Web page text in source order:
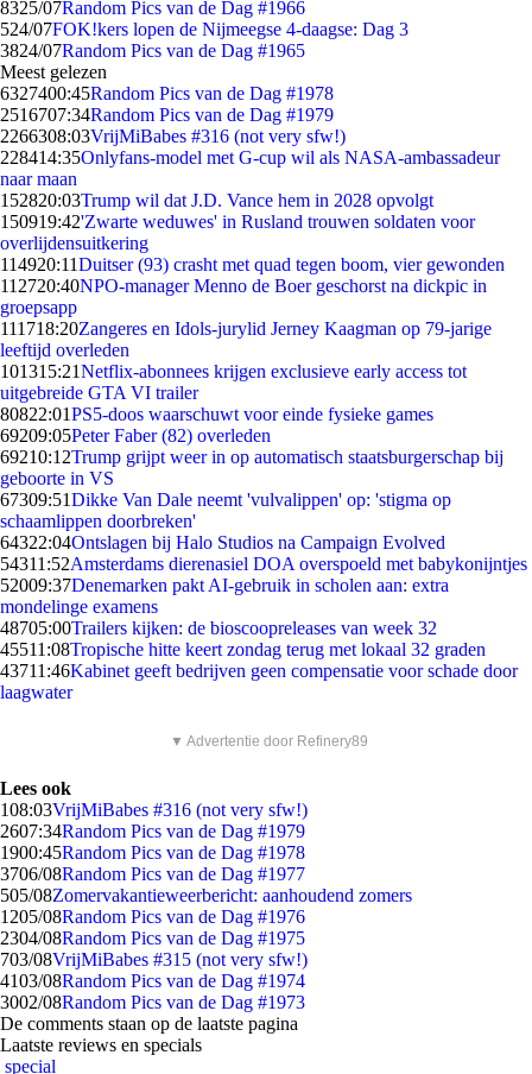
8325/07Random Pics van de Dag #1966
524/07FOK!kers lopen de Nijmeegse 4-daagse: Dag 3
3824/07Random Pics van de Dag #1965
Meest gelezen
6327400:45Random Pics van de Dag #1978
2516707:34Random Pics van de Dag #1979
2266308:03VrijMiBabes #316 (not very sfw!)
228414:35Onlyfans-model met G-cup wil als NASA-ambassadeur
naar maan
152820:03Trump wil dat J.D. Vance hem in 2028 opvolgt
150919:42'Zwarte weduwes' in Rusland trouwen soldaten voor
overlijdensuitkering
114920:11Duitser (93) crasht met quad tegen boom, vier gewonden
112720:40NPO-manager Menno de Boer geschorst na dickpic in
groepsapp
111718:20Zangeres en Idols-jurylid Jerney Kaagman op 79-jarige
leeftijd overleden
101315:21Netflix-abonnees krijgen exclusieve early access tot
uitgebreide GTA VI trailer
80822:01PS5-doos waarschuwt voor einde fysieke games
69209:05Peter Faber (82) overleden
69210:12Trump grijpt weer in op automatisch staatsburgerschap bij
geboorte in VS
67309:51Dikke Van Dale neemt 'vulvalippen' op: 'stigma op
schaamlippen doorbreken'
64322:04Ontslagen bij Halo Studios na Campaign Evolved
54311:52Amsterdams dierenasiel DOA overspoeld met babykonijntjes
52009:37Denemarken pakt AI-gebruik in scholen aan: extra
mondelinge examens
48705:00Trailers kijken: de bioscoopreleases van week 32
45511:08Tropische hitte keert zondag terug met lokaal 32 graden
43711:46Kabinet geeft bedrijven geen compensatie voor schade door
laagwater
▼ Advertentie door Refinery89
Lees ook
108:03VrijMiBabes #316 (not very sfw!)
2607:34Random Pics van de Dag #1979
1900:45Random Pics van de Dag #1978
3706/08Random Pics van de Dag #1977
505/08Zomervakantieweerbericht: aanhoudend zomers
1205/08Random Pics van de Dag #1976
2304/08Random Pics van de Dag #1975
703/08VrijMiBabes #315 (not very sfw!)
4103/08Random Pics van de Dag #1974
3002/08Random Pics van de Dag #1973
De comments staan op de laatste pagina
Laatste reviews en specials
special